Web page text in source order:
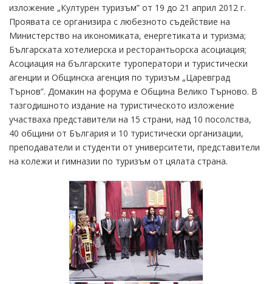
изложение „Културен туризъм” от 19 до 21 април 2012 г.
Проявата се организира с любезното съдействие на
Министерство на икономиката, енергетиката и туризма;
Българската хотелиерска и ресторантьорска асоциация;
Асоциация на българските туроператори и туристически
агенции и Общинска агенция по туризъм „Царевград
Търнов”. Домакин на форума е Община Велико Търново. В
тазгодишното издание на туристическото изложение
участваха представители на 15 страни, над 10 посолства,
40 общини от България и 10 туристически организации,
преподаватели и студенти от университети, представители
на колежи и гимназии по туризъм от цялата страна.